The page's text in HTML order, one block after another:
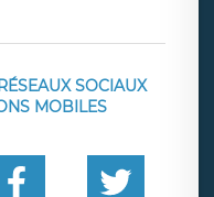
SOCIAUX
MOBILES